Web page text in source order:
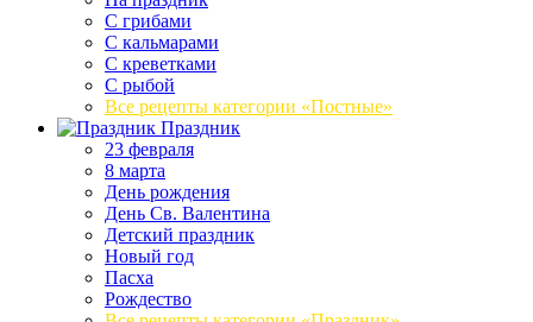
С грибами
С кальмарами
С креветками
С рыбой
Все рецепты категории «Постные»
Праздник
23 февраля
8 марта
День рождения
День Св. Валентина
Детский праздник
Новый год
Пасха
Рождество